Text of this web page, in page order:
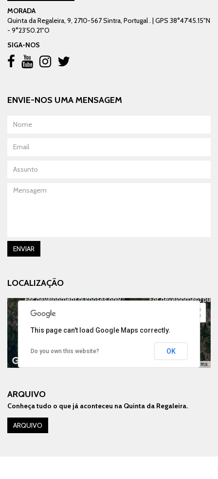
MORADA
Quinta da Regaleira, 9, 2710-567 Sintra, Portugal . | GPS 38°47'45.15"N
- 9°23'50.21"O
SIGA-NOS
ENVIE-NOS UMA MENSAGEM
Mensagem
ENVIAR
LOCALIZAÇÃO
For development purposes only
For development purposes only For development
Terms
This page can't load Google Maps correctly.
Do you own this website? OK
ARQUIVO
Conheça tudo o que já aconteceu na Quinta da Regaleira.
ARQUIVO